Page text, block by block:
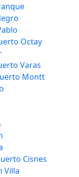
Octay
Varas
Montt
Cisnes
Villa